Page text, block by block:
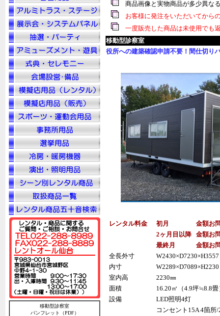
移動型診察室
パンフレット（PDF）
商品画像と実物商品が多少異な
お客様に発注をいただいてから
一度販売した商品は未使用でも
移動型診察室
役所への建築確認申請不要！間仕切
レンタル料金 初月
金額お
2ヶ月目以降 金額お
最終月
金額お
全長外寸
W2430×D7230×H3557
内寸
W2289×D7089×H2230
室内高
2230㎜
面積
16.20㎡（4.9坪≒8.8畳
設備
LED照明4灯
コンセント15A 4箇